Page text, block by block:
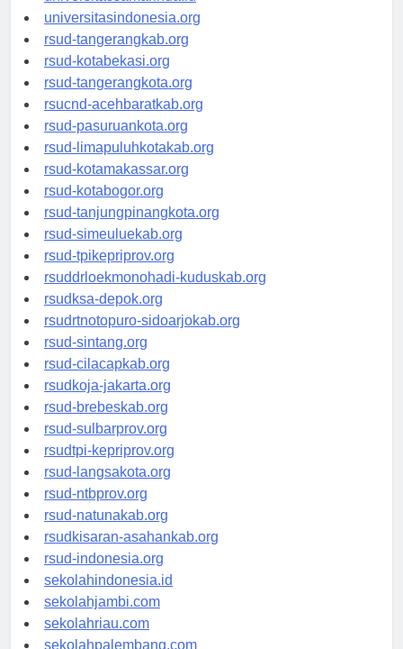
universitassamarinda.id
universitasindonesia.org
rsud-tangerangkab.org
rsud-kotabekasi.org
rsud-tangerangkota.org
rsucnd-acehbaratkab.org
rsud-pasuruankota.org
rsud-limapuluhkotakab.org
rsud-kotamakassar.org
rsud-kotabogor.org
rsud-tanjungpinangkota.org
rsud-simeuluekab.org
rsud-tpikepriprov.org
rsuddrloekmonohadi-kuduskab.org
rsudksa-depok.org
rsudrtnotopuro-sidoarjokab.org
rsud-sintang.org
rsud-cilacapkab.org
rsudkoja-jakarta.org
rsud-brebeskab.org
rsud-sulbarprov.org
rsudtpi-kepriprov.org
rsud-langsakota.org
rsud-ntbprov.org
rsud-natunakab.org
rsudkisaran-asahankab.org
rsud-indonesia.org
sekolahindonesia.id
sekolahjambi.com
sekolahriau.com